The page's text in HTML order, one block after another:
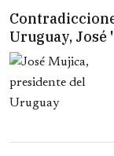
Uruguay, José